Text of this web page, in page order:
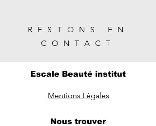
RESTONS EN
CONTACT
Escale Beauté institut
Mentions Légales
Nous trouver